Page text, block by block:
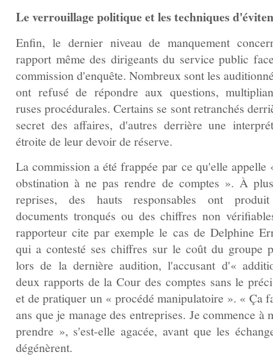
Le verrouillage politique et les techniques
Enfin, le dernier niveau de manquement
rapport même des dirigeants du service public
commission d'enquête. Nombreux sont les
ont refusé de répondre aux questions,
ruses procédurales. Certains se sont retranchés
secret des affaires, d'autres derrière une
étroite de leur devoir de réserve.
La commission a été frappée par ce qu'elle appelle
obstination à ne pas rendre de comptes ». À
reprises, des hauts responsables ont
documents tronqués ou des chiffres non
rapporteur cite par exemple le cas de Delphine
qui a contesté ses chiffres sur le coût du groupe
lors de la dernière audition, l'accusant d'«
deux rapports de la Cour des comptes sans le
et de pratiquer un « procédé manipulatoire ». « Ça
ans que je manage des entreprises. Je commence à
prendre », s'est‑elle agacée, avant que les
dégénèrent.